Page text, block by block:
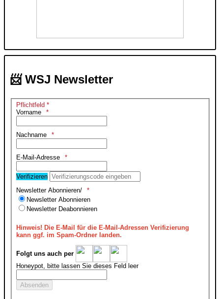
📨 WSJ Newsletter
Pflichtfeld *
Vorname
Nachname
E-Mail-Adresse
Verifizieren
Newsletter Abonnieren/
Newsletter Abonnieren
Newsletter Deabonnieren
Hinweis! Die E-Mail für die E-Mail-Adressen Verifizierung
kann ggf. im Spam-Ordner landen.
Folgt uns auch per
Honeypot, bitte lassen Sie dieses Feld leer